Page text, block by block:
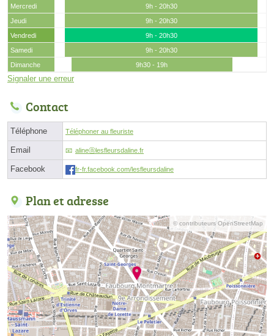
Mercredi
9h - 20h30
Jeudi
9h - 20h30
Vendredi
9h - 20h30
Samedi
9h - 20h30
Dimanche
9h30 - 19h
Signaler une erreur
Contact
Téléphone Téléphoner au fleuriste
Email alineⓐlesfleursdaline.fr
Facebook fr-fr.facebook.com/lesfleursdaline
Plan et adresse
© contributeurs OpenStreetMap